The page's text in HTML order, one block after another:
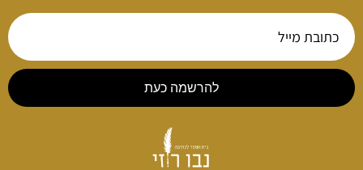
להרשמה כעת